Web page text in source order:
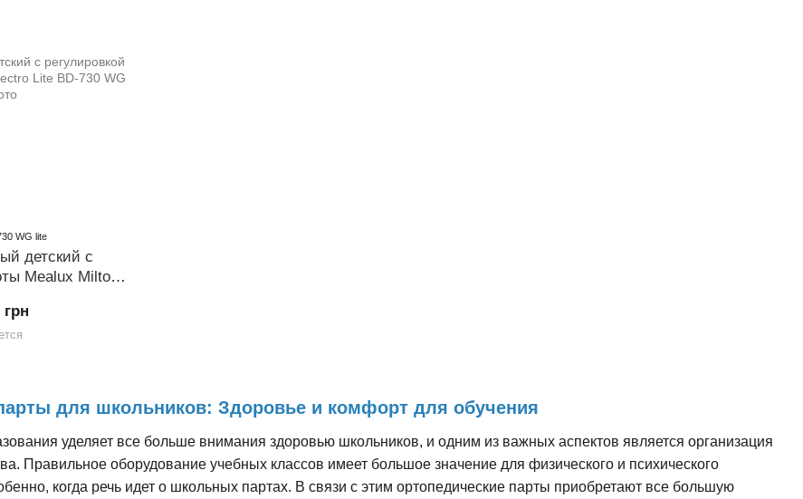
для школьников: Здоровье и комфорт для обучения
уделяет все больше внимания здоровью школьников, и одним из важных аспектов является организация
Правильное оборудование учебных классов имеет большое значение для физического и психического
когда речь идет о школьных партах. В связи с этим ортопедические парты приобретают все большую
WG lite
детский с
Mealux Milton
грн